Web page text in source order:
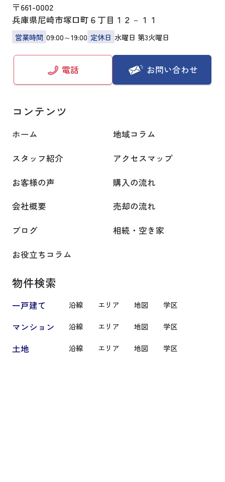
〒661-0002
兵庫県尼崎市塚口町６丁目１２－１１
営業時間 09:00～19:00 定休日 水曜日 第3火曜日
電話 お問い合わせ
コンテンツ
ホーム
地域コラム
スタッフ紹介
アクセスマップ
お客様の声
購入の流れ
会社概要
売却の流れ
ブログ
相続・空き家
お役立ちコラム
物件検索
一戸建て 沿線 エリア 地図 学区
マンション 沿線 エリア 地図 学区
土地 沿線 エリア 地図 学区